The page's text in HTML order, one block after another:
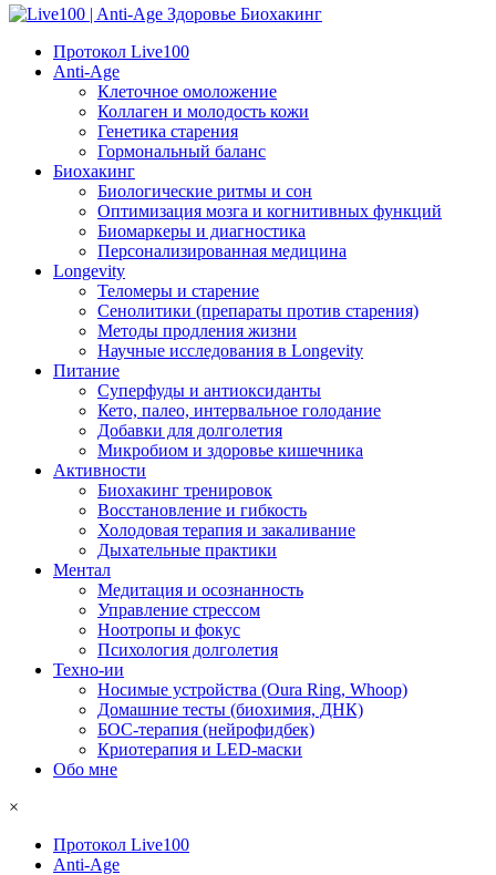
Протокол Live100
Anti-Age
Клеточное омоложение
Коллаген и молодость кожи
Генетика старения
Гормональный баланс
Биохакинг
Биологические ритмы и сон
Оптимизация мозга и когнитивных функций
Биомаркеры и диагностика
Персонализированная медицина
Longevity
Теломеры и старение
Сенолитики (препараты против старения)
Методы продления жизни
Научные исследования в Longevity
Питание
Суперфуды и антиоксиданты
Кето, палео, интервальное голодание
Добавки для долголетия
Микробиом и здоровье кишечника
Активности
Биохакинг тренировок
Восстановление и гибкость
Холодовая терапия и закаливание
Дыхательные практики
Ментал
Медитация и осознанность
Управление стрессом
Ноотропы и фокус
Психология долголетия
Техно-ии
Носимые устройства (Oura Ring, Whoop)
Домашние тесты (биохимия, ДНК)
БОС-терапия (нейрофидбек)
Криотерапия и LED-маски
Обо мне
×
Протокол Live100
Anti-Age